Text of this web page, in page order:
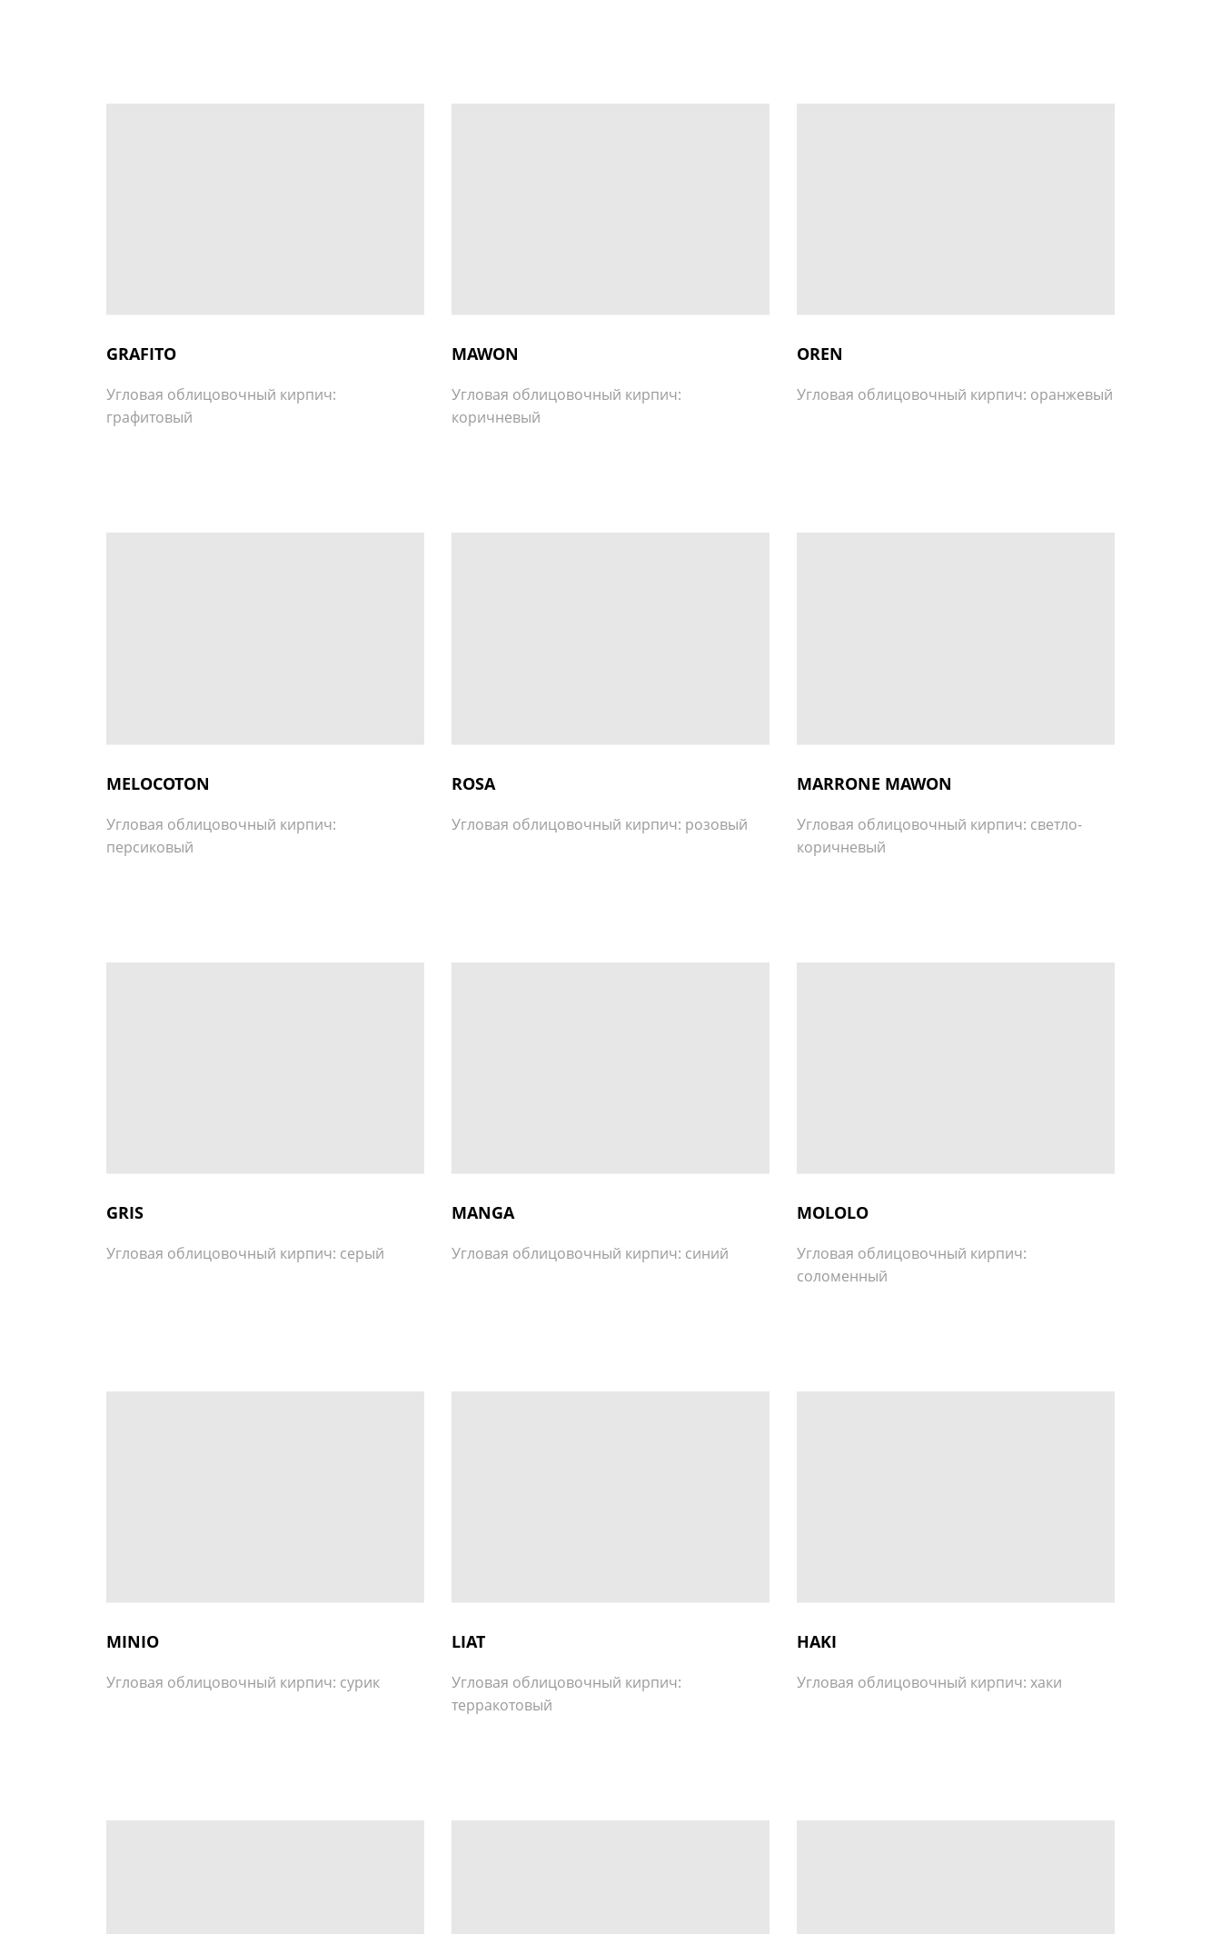
GRAFITO
Угловая облицовочный кирпич:
графитовый
MAWON
Угловая облицовочный кирпич:
коричневый
OREN
Угловая облицовочный кирпич: оранжевый
MELOCOTON
Угловая облицовочный кирпич:
персиковый
ROSA
Угловая облицовочный кирпич: розовый
MARRONE MAWON
Угловая облицовочный кирпич: светло-
коричневый
GRIS
Угловая облицовочный кирпич: серый
MANGA
Угловая облицовочный кирпич: синий
MOLOLO
Угловая облицовочный кирпич:
соломенный
MINIO
Угловая облицовочный кирпич: сурик
LIAT
Угловая облицовочный кирпич:
терракотовый
HAKI
Угловая облицовочный кирпич: хаки